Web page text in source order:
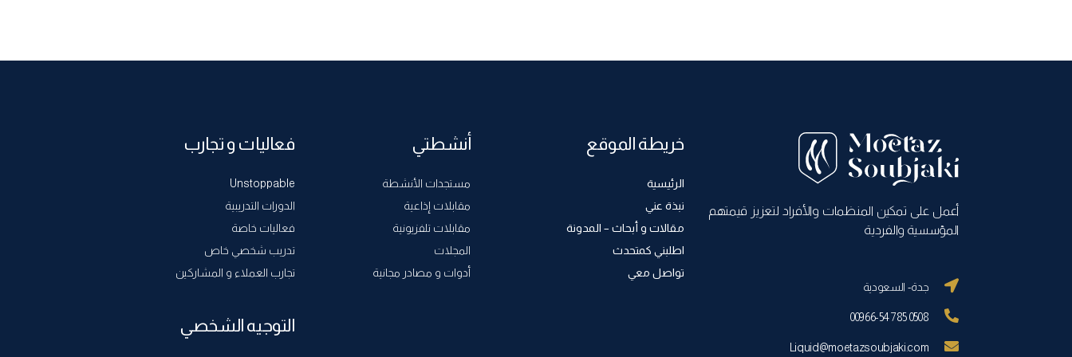
أعمل على تمكين المنظمات والأفراد لتعزيز قيمتهم
المؤسسية والفردية
جدة- السعودية
00966-54 785 0508
Liquid@moetazsoubjaki.com
خريطة الموقع
الرئيسية
نبذة عني
مقالات و أبحاث – المدونة
اطلبني كمتحدث
تواصل معي
أنشطتي
مستجدات الأنشطة
مقابلات إذاعية
مقابلات تلفزيونية
المجلات
أدوات و مصادر مجانية
فعاليات و تجارب
Unstoppable
الدورات التدريبية
فعاليات خاصة
تدريب شخصي خاص
تجارب العملاء و المشاركين
التوجيه الشخصي